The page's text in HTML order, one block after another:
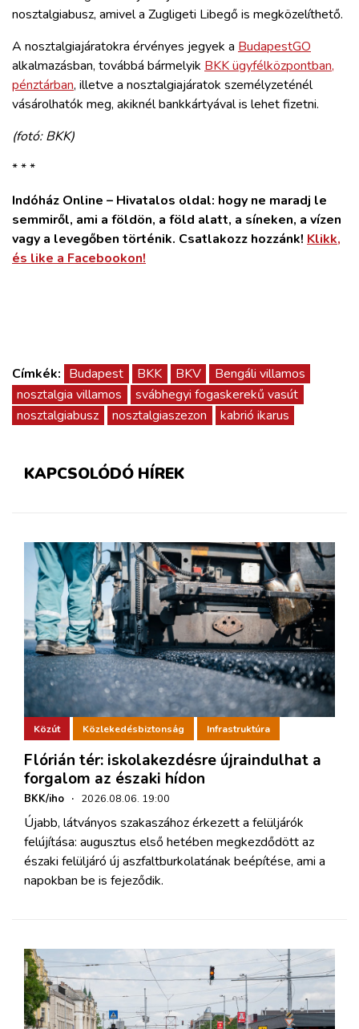
nosztalgiabusz, amivel a Zugligeti Libegő is megközelíthető.
A nosztalgiajáratokra érvényes jegyek a BudapestGO
alkalmazásban, továbbá bármelyik BKK ügyfélközpontban,
pénztárban, illetve a nosztalgiajáratok személyzeténél
vásárolhatók meg, akiknél bankkártyával is lehet fizetni.
(fotó: BKK)
* * *
Indóház Online – Hivatalos oldal: hogy ne maradj le
semmiről, ami a földön, a föld alatt, a síneken, a vízen
vagy a levegőben történik. Csatlakozz hozzánk! Klikk,
és like a Facebookon!
Címkék: Budapest BKK BKV
Bengáli villamos
nosztalgia villamos
svábhegyi fogaskerekű vasút
nosztalgiabusz
nosztalgiaszezon kabrió ikarus
KAPCSOLÓDÓ HÍREK
Közút Közlekedésbiztonság Infrastruktúra
Flórián tér: iskolakezdésre újraindulhat a
forgalom az északi hídon
BKK/iho · 2026.08.06. 19:00
Újabb, látványos szakaszához érkezett a felüljárók
felújítása: augusztus első hetében megkezdődött az
északi felüljáró új aszfaltburkolatának beépítése, ami a
napokban be is fejeződik.